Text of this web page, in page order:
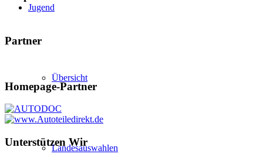
Jugend
Übersicht
Landesauswahlen
Partner
Homepage-Partner
Unterstützen Wir